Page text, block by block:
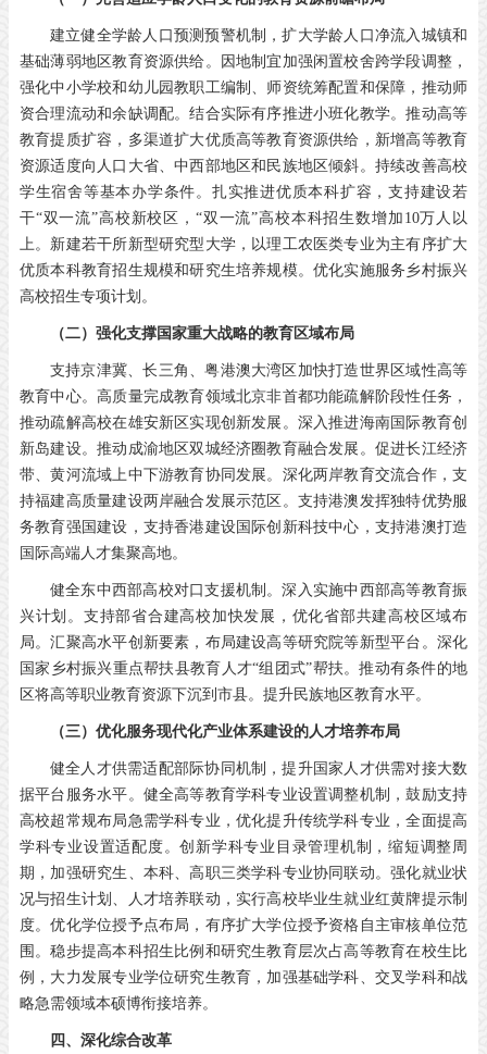
建立健全学龄人口预测预警机制，扩大学龄人口净流入城镇和
基础薄弱地区教育资源供给。因地制宜加强闲置校舍跨学段调整，
强化中小学校和幼儿园教职工编制、师资统筹配置和保障，推动师
资合理流动和余缺调配。结合实际有序推进小班化教学。推动高等
教育提质扩容，多渠道扩大优质高等教育资源供给，新增高等教育
资源适度向人口大省、中西部地区和民族地区倾斜。持续改善高校
学生宿舍等基本办学条件。扎实推进优质本科扩容，支持建设若
干“双一流”高校新校区，“双一流”高校本科招生数增加10万人以
上。新建若干所新型研究型大学，以理工农医类专业为主有序扩大
优质本科教育招生规模和研究生培养规模。优化实施服务乡村振兴
高校招生专项计划。
（二）强化支撑国家重大战略的教育区域布局
支持京津冀、长三角、粤港澳大湾区加快打造世界区域性高等
教育中心。高质量完成教育领域北京非首都功能疏解阶段性任务，
推动疏解高校在雄安新区实现创新发展。深入推进海南国际教育创
新岛建设。推动成渝地区双城经济圈教育融合发展。促进长江经济
带、黄河流域上中下游教育协同发展。深化两岸教育交流合作，支
持福建高质量建设两岸融合发展示范区。支持港澳发挥独特优势服
务教育强国建设，支持香港建设国际创新科技中心，支持港澳打造
国际高端人才集聚高地。
健全东中西部高校对口支援机制。深入实施中西部高等教育振
兴计划。支持部省合建高校加快发展，优化省部共建高校区域布
局。汇聚高水平创新要素，布局建设高等研究院等新型平台。深化
国家乡村振兴重点帮扶县教育人才“组团式”帮扶。推动有条件的地
区将高等职业教育资源下沉到市县。提升民族地区教育水平。
（三）优化服务现代化产业体系建设的人才培养布局
健全人才供需适配部际协同机制，提升国家人才供需对接大数
据平台服务水平。健全高等教育学科专业设置调整机制，鼓励支持
高校超常规布局急需学科专业，优化提升传统学科专业，全面提高
学科专业设置适配度。创新学科专业目录管理机制，缩短调整周
期，加强研究生、本科、高职三类学科专业协同联动。强化就业状
况与招生计划、人才培养联动，实行高校毕业生就业红黄牌提示制
度。优化学位授予点布局，有序扩大学位授予资格自主审核单位范
围。稳步提高本科招生比例和研究生教育层次占高等教育在校生比
例，大力发展专业学位研究生教育，加强基础学科、交叉学科和战
略急需领域本硕博衔接培养。
四、深化综合改革